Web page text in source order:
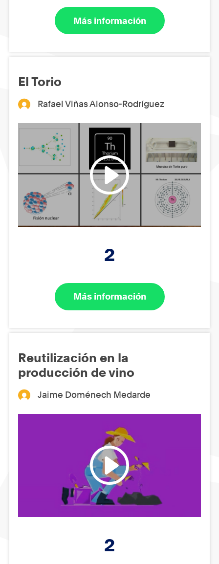
Más información
El Torio
Rafael Viñas Alonso-Rodríguez
2
Más información
Reutilización en la
producción de vino
Jaime Doménech Medarde
2